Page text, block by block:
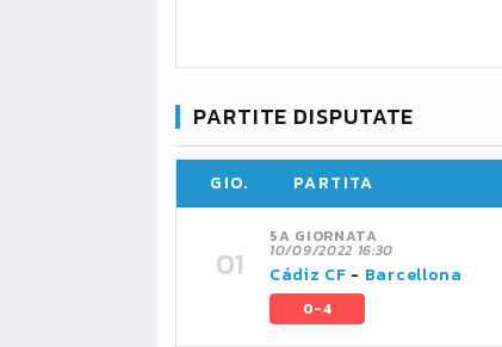
PARTITE DISPUTATE
GIO. PARTITA
5A GIORNATA
10/09/2022 16:30
Cádiz CF - Barcellona
0-4